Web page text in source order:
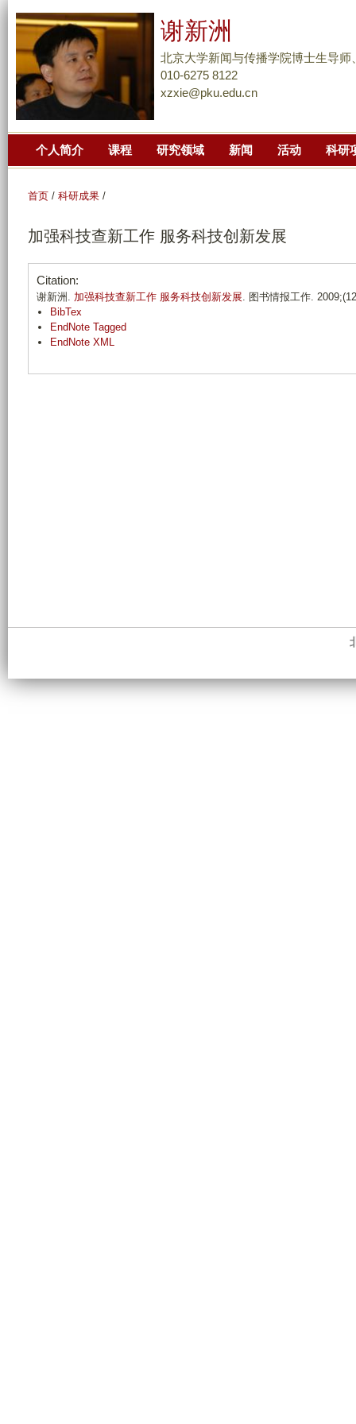
到
主
要
谢新洲
北京大学新闻与传播学院博士生导师
010-6275 8122
xzxie@pku.edu.cn
个人简介 课程 研究领域 新闻 活动 科研
首页 / 科研成果 /
加强科技查新工作 服务科技创新发展
Citation:
谢新洲. 加强科技查新工作 服务科技创新发展. 图书情报工作.
BibTex
EndNote Tagged
EndNote XML